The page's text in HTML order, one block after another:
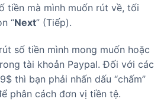
tiền mà mình muốn rút về, tối
“Next” (Tiếp).
số tiền mình mong muốn hoặc
tài khoản Paypal. Đối với các
thì bạn phải nhấn dấu “chấm”
phân cách đơn vị tiền tệ.